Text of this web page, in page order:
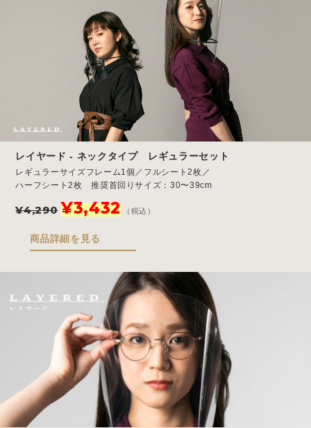
レイヤード - ネックタイプ レギュラーセット
レギュラーサイズフレーム1個／フルシート2枚／
ハーフシート2枚 推奨首回りサイズ：30〜39cm
¥4,290
元
の
価
格
は
で
し
た。
¥3,432現
在
価
格
は
¥3,432
で
す。
（税込）
商品詳細を見る